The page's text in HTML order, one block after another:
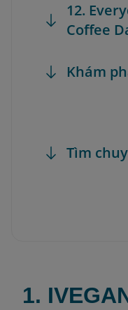
12.
Coffee
Khám
Tìm
1.